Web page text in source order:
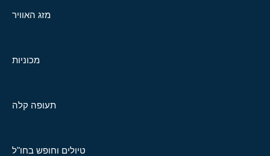
מזג האוויר
מכוניות
תעופה קלה
טיולים וחופש בחו"ל